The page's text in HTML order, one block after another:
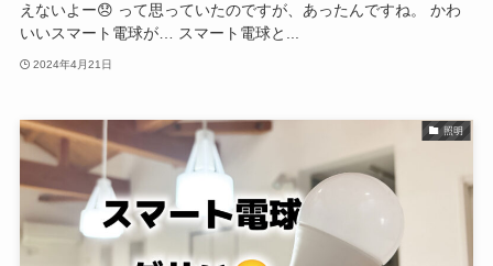
えないよー😞 って思っていたのですが、あったんですね。 かわ
いいスマート電球が… スマート電球と...
2024年4月21日
照明